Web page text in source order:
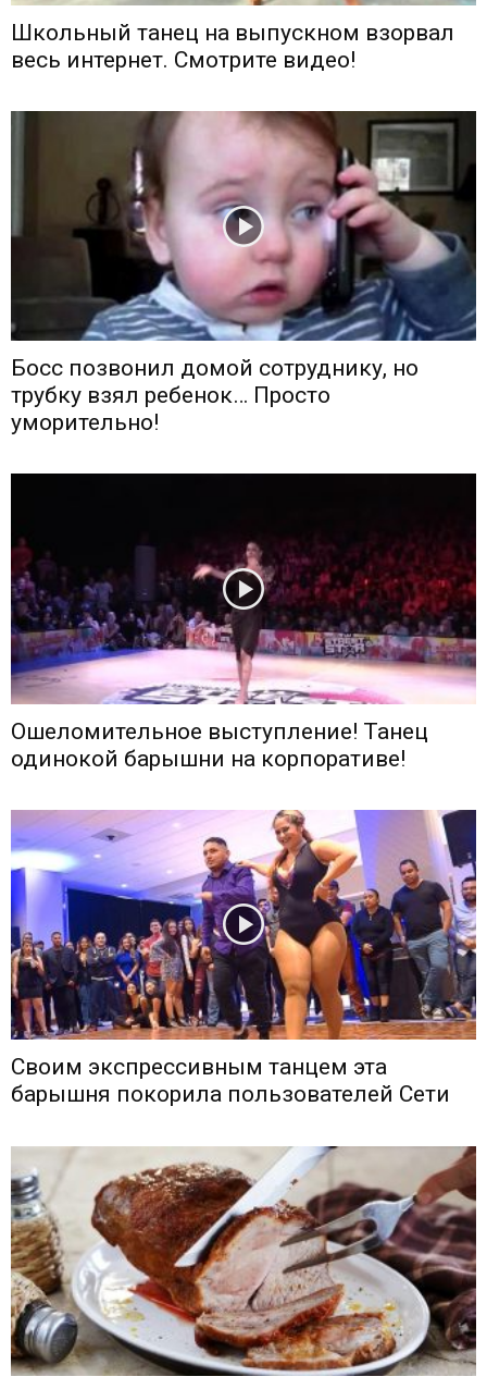
Школьный танец на выпускном взорвал
весь интернет. Смотрите видео!
Босс позвонил домой сотруднику, но
трубку взял ребенок… Просто
уморительно!
Ошеломительное выступление! Танец
одинокой барышни на корпоративе!
Своим экспрессивным танцем эта
барышня покорила пользователей Сети